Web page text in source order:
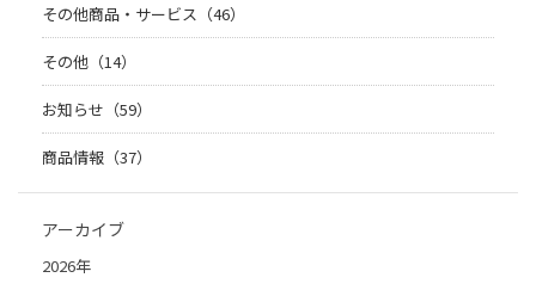
その他商品・サービス（46）
その他（14）
お知らせ（59）
商品情報（37）
アーカイブ
2026年